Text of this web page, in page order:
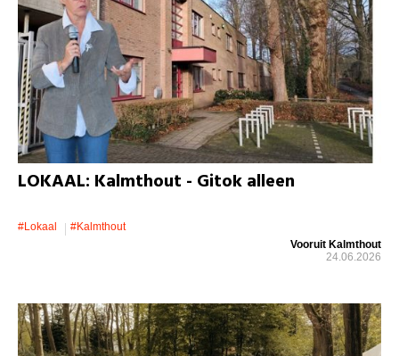
LOKAAL: Kalmthout - Gitok alleen
#lokaal
#kalmthout
Vooruit Kalmthout
24.06.2026